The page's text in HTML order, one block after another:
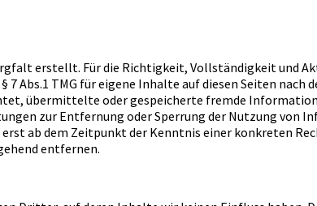
erstellt. Für die Richtigkeit, Vollständigkeit und
Abs.1 TMG für eigene Inhalte auf diesen Seiten nach
übermittelte oder gespeicherte fremde
zur Entfernung oder Sperrung der Nutzung von
ab dem Zeitpunkt der Kenntnis einer konkreten
entfernen.